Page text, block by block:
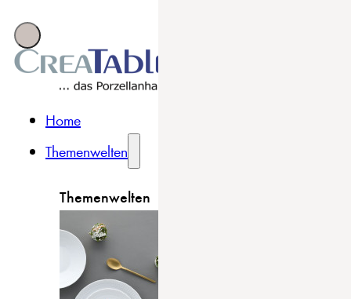
Home
Themenwelten
Themenwelten